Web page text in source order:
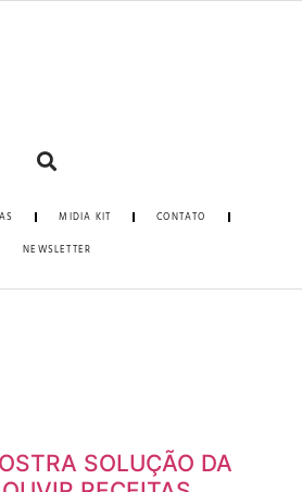
MIDIA KIT CONTATO
NEWSLETTER
SOLUÇÃO DA